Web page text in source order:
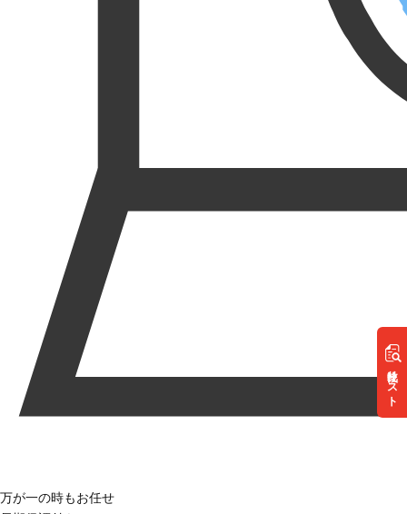
リスト
万が一の時もお任せ